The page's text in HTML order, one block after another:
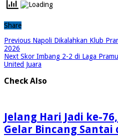
Share
Previous Napoli Dikalahkan Klub
2026
Next Skor Imbang 2-2 di Laga
United Juara
Check Also
Jelang Hari Jadi ke-
Gelar Bincang Santai